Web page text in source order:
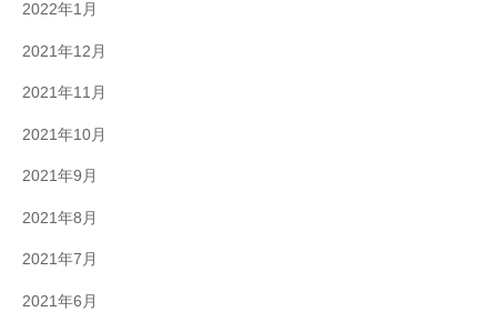
2022年1月
2021年12月
2021年11月
2021年10月
2021年9月
2021年8月
2021年7月
2021年6月